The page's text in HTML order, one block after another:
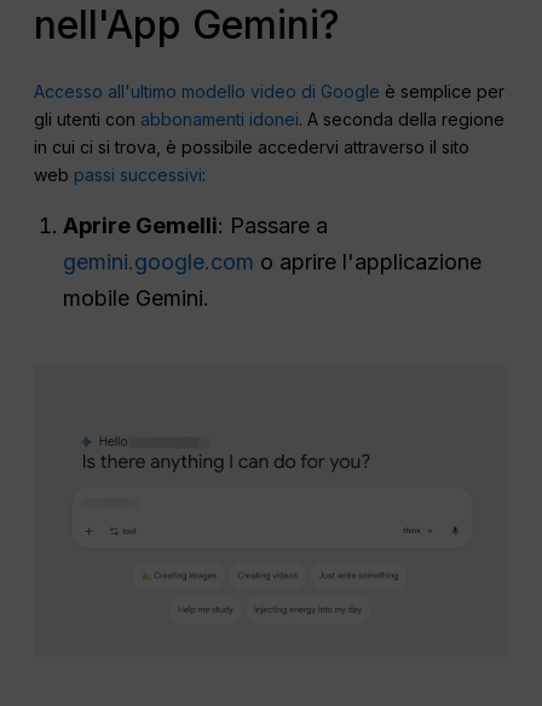
nell'App Gemini?
Accesso all'ultimo modello video di Google è semplice per
gli utenti con abbonamenti idonei. A seconda della regione
in cui ci si trova, è possibile accedervi attraverso il sito
web passi successivi:
Aprire Gemelli: Passare a
gemini.google.com o aprire l'applicazione
mobile Gemini.